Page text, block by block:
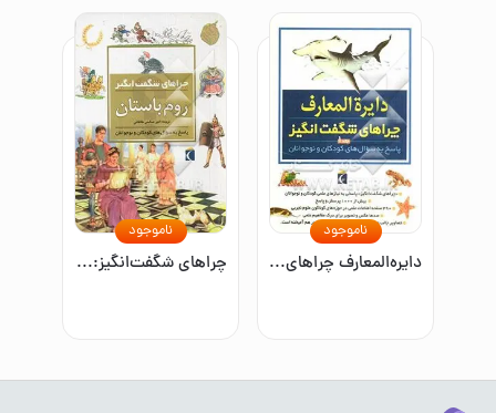
دایره‌المعارف چراهای شگفت‌انگیز 1: پاسخ به سوال‌های کودکان و نوجوانان
ناموجود
چراهای شگفت‌انگیز: روم باستان: پاسخ به سوال‌های کودکان و نوجوانان
ناموجود